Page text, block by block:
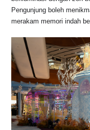
b
o
o
k
A
p
p
Pengunjung boleh
merakam memori indah